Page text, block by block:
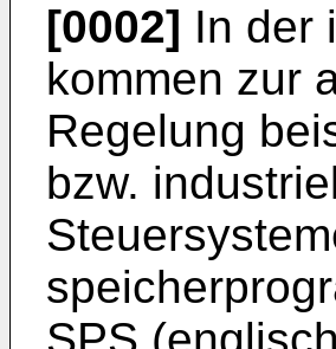
[0002] In der
kommen zur
Regelung
bzw.